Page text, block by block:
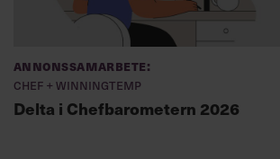
Annonssamarbete:
Chef + Winningtemp
Delta i Chefbarometern 2026